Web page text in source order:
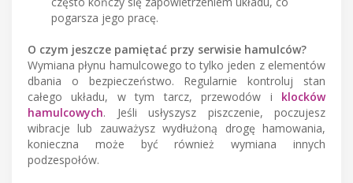
pogarsza jego pracę.
O czym jeszcze pamiętać przy serwisie hamulców?
Wymiana płynu hamulcowego to tylko jeden z elementów
dbania o bezpieczeństwo. Regularnie kontroluj stan
całego układu, w tym tarcz, przewodów i klocków
hamulcowych. Jeśli usłyszysz piszczenie, poczujesz
wibracje lub zauważysz wydłużoną drogę hamowania,
konieczna może być również wymiana innych
podzespołów.